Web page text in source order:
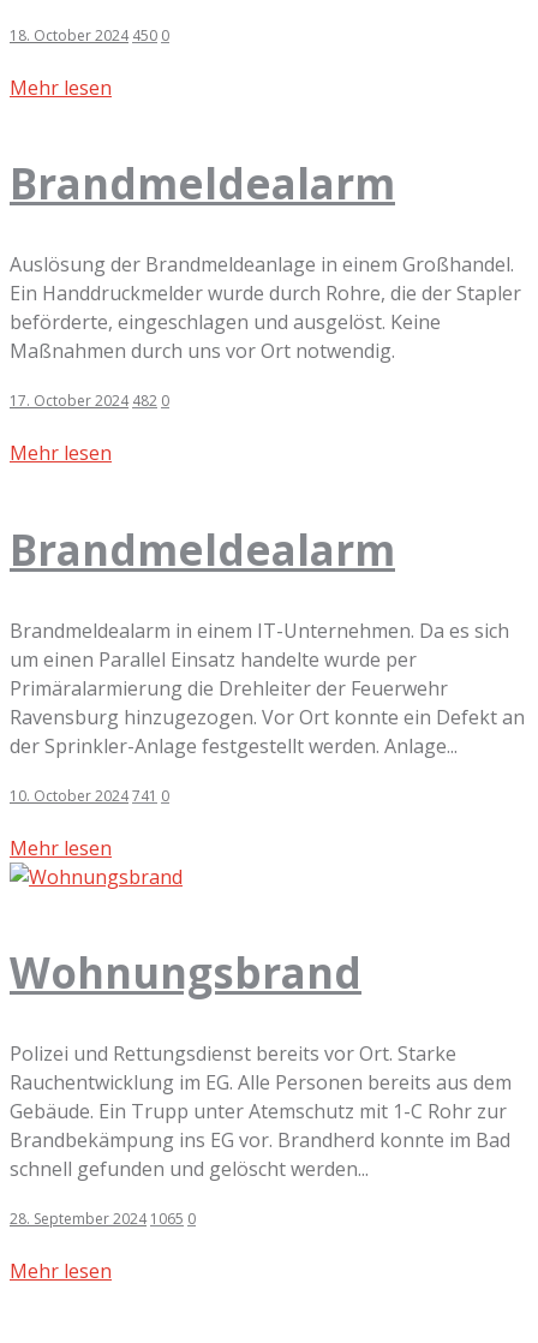
18. October 2024 450 0
Mehr lesen
Brandmeldealarm
Auslösung der Brandmeldeanlage in einem Großhandel.
Ein Handdruckmelder wurde durch Rohre, die der Stapler
beförderte, eingeschlagen und ausgelöst. Keine
Maßnahmen durch uns vor Ort notwendig.
17. October 2024 482 0
Mehr lesen
Brandmeldealarm
Brandmeldealarm in einem IT-Unternehmen. Da es sich
um einen Parallel Einsatz handelte wurde per
Primäralarmierung die Drehleiter der Feuerwehr
Ravensburg hinzugezogen. Vor Ort konnte ein Defekt an
der Sprinkler-Anlage festgestellt werden. Anlage...
10. October 2024741 0
Mehr lesen
Wohnungsbrand
Polizei und Rettungsdienst bereits vor Ort. Starke
Rauchentwicklung im EG. Alle Personen bereits aus dem
Gebäude. Ein Trupp unter Atemschutz mit 1-C Rohr zur
Brandbekämpung ins EG vor. Brandherd konnte im Bad
schnell gefunden und gelöscht werden...
28. September 2024 1065 0
Mehr lesen